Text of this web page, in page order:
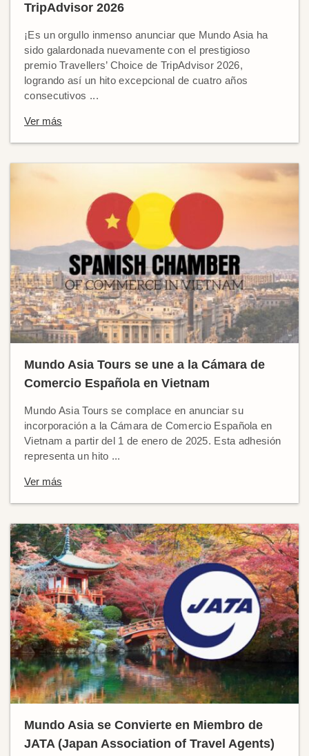
TripAdvisor 2026
¡Es un orgullo inmenso anunciar que Mundo Asia ha
sido galardonada nuevamente con el prestigioso
premio Travellers’ Choice de TripAdvisor 2026,
logrando así un hito excepcional de cuatro años
consecutivos ...
Ver más
Mundo Asia Tours se une a la Cámara de
Comercio Española en Vietnam
Mundo Asia Tours se complace en anunciar su
incorporación a la Cámara de Comercio Española en
Vietnam a partir del 1 de enero de 2025. Esta adhesión
representa un hito ...
Ver más
Mundo Asia se Convierte en Miembro de
JATA (Japan Association of Travel Agents)